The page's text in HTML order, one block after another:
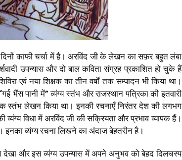
काफी चर्चा में है। अरविंद जी के लेखन का सफ़र बहुत लंबा
उपन्यास और दो बाल कविता संग्रह प्रकाशित हो चुके हैं
एवं नया शिक्षक का तीन वर्षों तक सम्पादन भी किया था।
गई भैंस पानी में” व्यंग्य स्तंभ और राजस्थान पत्रिका की इतवारी
स्तंभ लेखन किया था। इनकी रचनाएँ निरंतर देश की लगभग
व्यंग्य विधा में अरविंद जी की सक्रियता और प्रभाव व्यापक हैं।
इनका व्यंग्य रचना लिखने का अंदाज बेहतरीन है।
देखा और इस व्यंग्य उपन्यास में अपने अनुभव को बेहद दिलचस्प